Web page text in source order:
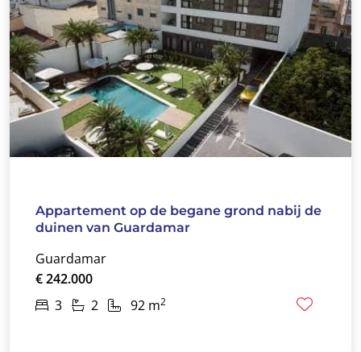
Appartement op de begane grond nabij de
duinen van Guardamar
Guardamar
€ 242.000
3
2 92 m2